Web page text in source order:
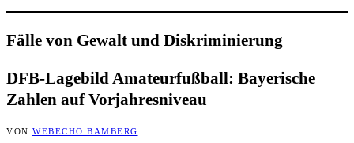
Fäl­le von Gewalt und Diskriminierung
DFB-Lage­bild Ama­teur­fuß­ball: Baye­ri­sche
Zah­len auf Vorjahresniveau
VON WEBECHO BAMBERG